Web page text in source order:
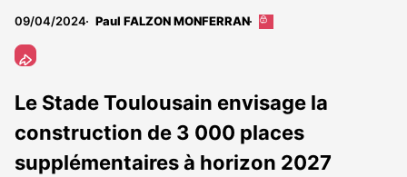
09/04/2024 Paul FALZON MONFERRAN
Cet
abonnés
Le Stade Toulousain envisage la
construction de 3 000 places
supplémentaires à horizon 2027